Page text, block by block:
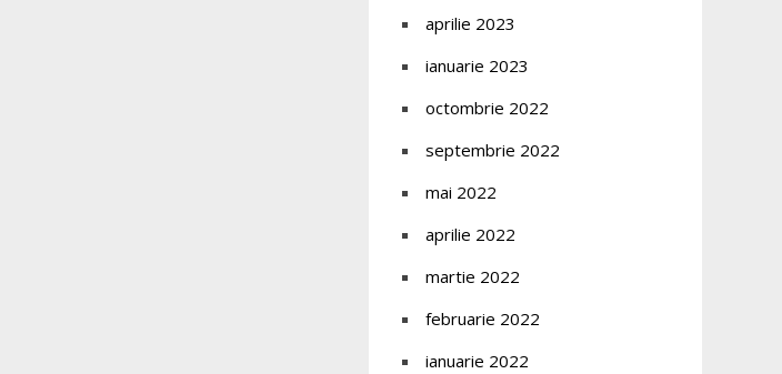
aprilie 2023
ianuarie 2023
octombrie 2022
septembrie 2022
mai 2022
aprilie 2022
martie 2022
februarie 2022
ianuarie 2022